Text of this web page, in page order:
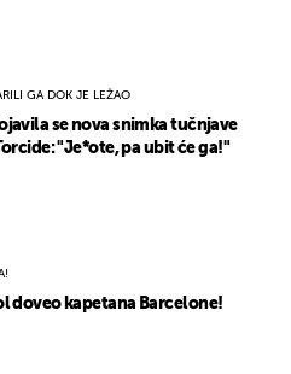
GA DOK JE LEŽAO
se nova snimka tučnjave
"Je*ote, pa ubit će ga!"
doveo kapetana Barcelone!